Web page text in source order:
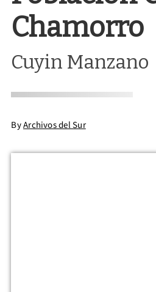
Chamorro
Cuyin Manzano
ByArchivos del Sur